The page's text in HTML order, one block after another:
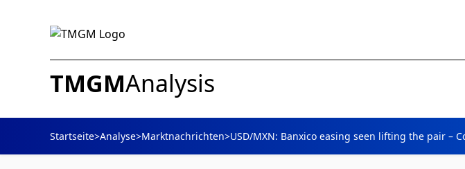
TMGMAnalysis
Startseite>Analyse>Marktnachrichten>USD/MXN: Banxico easing seen lifting the pair –